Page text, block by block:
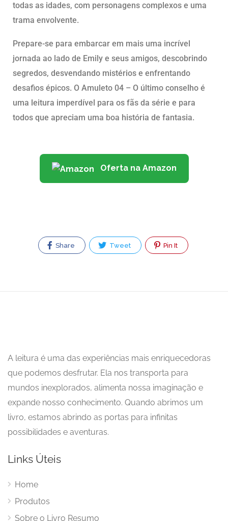
todas as idades, com personagens complexos e uma
trama envolvente.
Prepare-se para embarcar em mais uma incrível
jornada ao lado de Emily e seus amigos, descobrindo
segredos, desvendando mistérios e enfrentando
desafios épicos. O Amuleto 04 – O último conselho é
uma leitura imperdível para os fãs da série e para
todos que apreciam uma boa história de fantasia.
Oferta na Amazon
Share Tweet Pin It
A leitura é uma das experiências mais enriquecedoras
que podemos desfrutar. Ela nos transporta para
mundos inexplorados, alimenta nossa imaginação e
expande nosso conhecimento. Quando abrimos um
livro, estamos abrindo as portas para infinitas
possibilidades e aventuras.
Links Úteis
Home
Produtos
Sobre o Livro Resumo